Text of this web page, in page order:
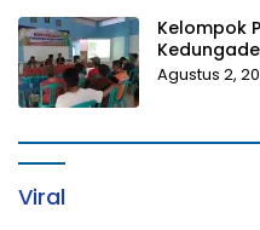
Kelompok
Agustus 2,
Viral